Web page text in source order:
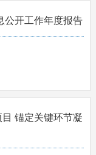
公开工作年度报告
锚定关键环节凝